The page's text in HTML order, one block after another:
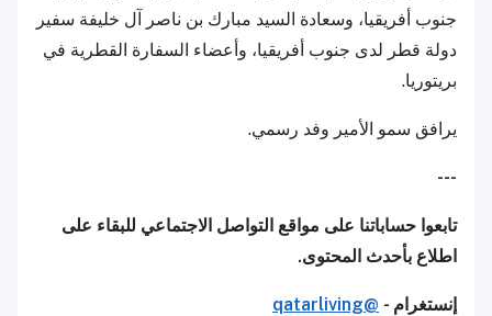
جنوب أفريقيا، وسعادة السيد مبارك بن ناصر آل خليفة سفير
دولة قطر لدى جنوب أفريقيا، وأعضاء السفارة القطرية في
بريتوريا.
يرافق سمو الأمير وفد رسمي.
---
تابعوا حساباتنا على مواقع التواصل الاجتماعي للبقاء على
اطلاع بأحدث المحتوى.
إنستغرام - @qatarliving